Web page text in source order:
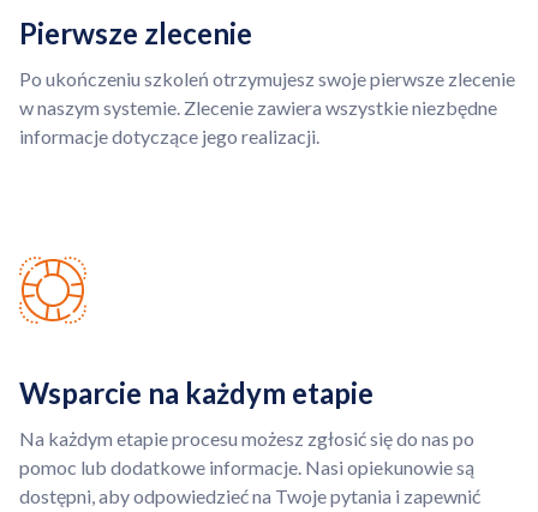
Pierwsze zlecenie
Po ukończeniu szkoleń otrzymujesz swoje pierwsze zlecenie
w naszym systemie. Zlecenie zawiera wszystkie niezbędne
informacje dotyczące jego realizacji.
Wsparcie na każdym etapie
Na każdym etapie procesu możesz zgłosić się do nas po
pomoc lub dodatkowe informacje. Nasi opiekunowie są
dostępni, aby odpowiedzieć na Twoje pytania i zapewnić